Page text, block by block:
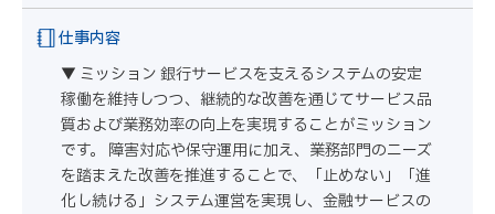
仕事内容
▼ ミッション 銀行サービスを支えるシステムの安定
稼働を維持しつつ、継続的な改善を通じてサービス品
質および業務効率の向上を実現することがミッション
です。 障害対応や保守運用に加え、業務部門のニーズ
を踏まえた改善を推進することで、「止めない」「進
化し続ける」システム運営を実現し、金融サービスの